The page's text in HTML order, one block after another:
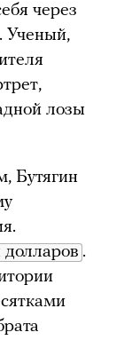
через
Ученый,
лозы
Бутягин
.